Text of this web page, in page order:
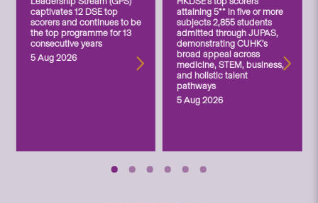
captivates 12 DSE top
scorers and continues to be
the top programme for 13
consecutive years
5 Aug 2026
attaining 5** in five or more
subjects 2,855 students
admitted through JUPAS,
demonstrating CUHK’s
broad appeal across
medicine, STEM, business,
and holistic talent
pathways
5 Aug 2026